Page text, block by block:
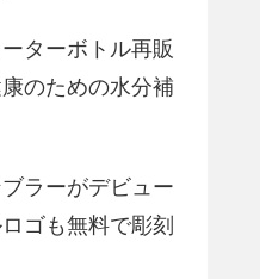
ターボトル再販
のための水分補
ラーがデビュー
ゴも無料で彫刻